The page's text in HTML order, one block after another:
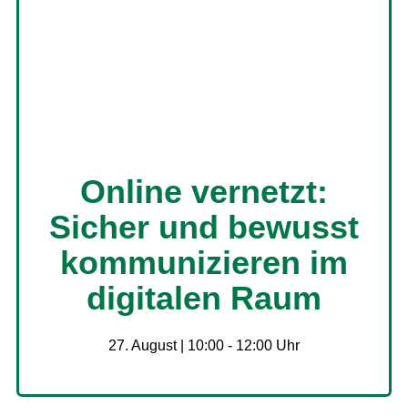
Online vernetzt:
Sicher und bewusst
kommunizieren im
digitalen Raum
27. August | 10:00 - 12:00